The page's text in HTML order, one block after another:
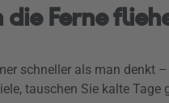
die Ferne
schneller als man denkt
tauschen Sie kalte